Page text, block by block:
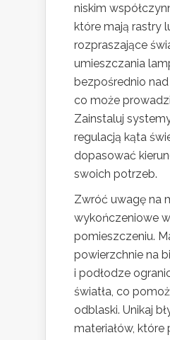
niskim
które mają rastry
rozpraszające
umieszczania
bezpośrednio
co może
Zainstaluj
regulacją kąta
dopasować
swoich potrzeb.
Zwróć uwagę na
wykończeniowe w
pomieszczeniu.
powierzchnie na
i podłodze
światła, co
odblaski. Unikaj
materiałów,